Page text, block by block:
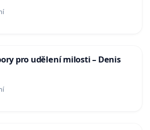
pro udělení milosti – Denis